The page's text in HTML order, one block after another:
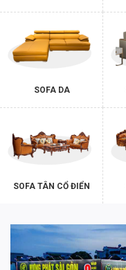
SOFA DA
SOFA TÂN CỔ ĐIỂN